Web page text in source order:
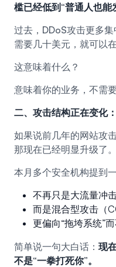
槛已经低到“普通人也能
过去，DDoS攻击更多
需要几十美元，就可以
这意味着什么？
意味着你的业务，不需
二、攻击结构正在变化
如果说前几年的网站攻
那现在已经明显升级了。
本月多个安全机构提到
不再只是大流量冲
而是混合型攻击（
更偏向“拖垮系统”
简单说一句大白话： 现
不是“一拳打死你”。